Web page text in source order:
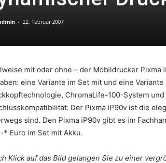
- 22. Februar 2007
mit oder ohne – der Mobildrucker
eine Variante im Set mit und eine
ChromaLife-100-System
Der Pixma iP90v ist die
sind. Den Pixma iP90v gibt es im
* Euro im Set mit Akku.
Klick auf das Bild gelangen Sie zu einer